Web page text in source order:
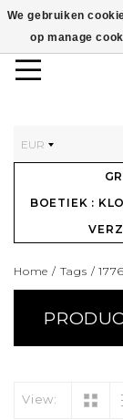
EUR
BOETIEK :
Home / Tags /
View:
We gebruiken
op manage